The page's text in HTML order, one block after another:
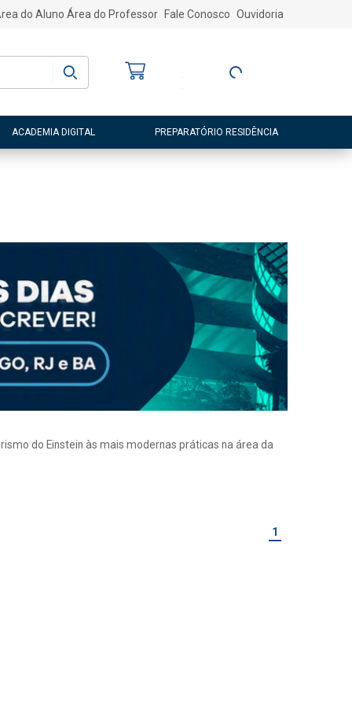
do Aluno Área do Professor Fale Conosco Ouvidoria
Entre ou Cadastre-
ACADEMIA DIGITAL PREPARATÓRIO RESIDÊNCIA
do Einstein às mais modernas práticas na área da
1